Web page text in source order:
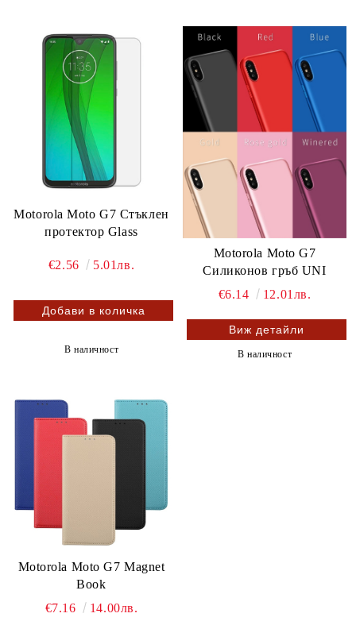
Motorola Moto G7 Стъклен
протектор Glass
€2.56 5.01лв.
В наличност
Motorola Moto G7
Силиконов гръб UNI
€6.14
12.01лв.
Виж детайли
В наличност
Motorola Moto G7 Magnet
Book
€7.16
14.00лв.